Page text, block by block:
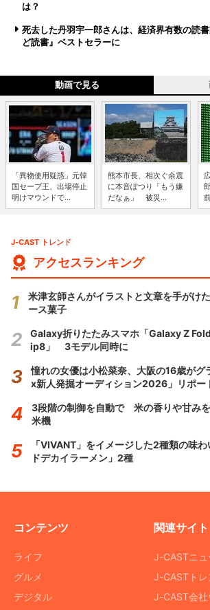
は？
死去した丹羽宇一郎さんは、経済界有数の読
ど読書』ベストセラーに
動画で見る
「異物使用疑惑」元韓
国セーブ王、出場停止
明けマウンドで...
熊本市長、相次ぐ余震
に本音ぽつり「もう嫌
だなぁ」 被災...
J-CAST トレンド
アクセスランキング
米津玄師さんがイラストと文章を手がけ
ース菓子
Galaxy折りたたみスマホ「Galaxy Z
ip8」 3モデル同時に
憧れの女優は小松菜奈、大阪の16歳が
x新人発掘オーディション2026」リポー
3段階の制御を自動で 米の香りや甘み
米機
「VIVANT」をイメージした2種類の味
ドデカイラーメン」2種
コンテンツ
ライフ
グルメ
デジタル
関連サイト
J-CASTニュ
J-CASTトレ
J-CAST会社